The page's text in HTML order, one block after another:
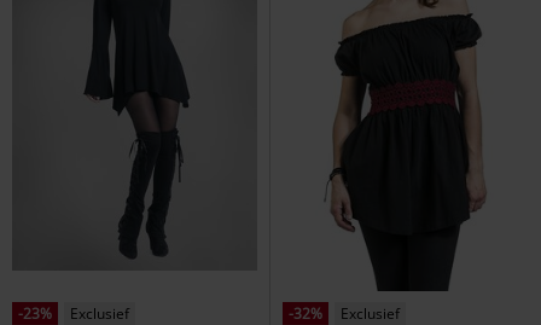
-23%
Exclusief
-32%
Exclusief